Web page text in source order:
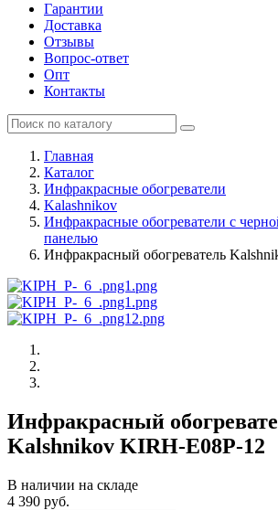
Гарантии
Доставка
Отзывы
Вопрос-ответ
Опт
Контакты
Главная
Каталог
Инфракрасные обогреватели
Kalashnikov
Инфракрасные обогреватели с
панелью
Инфракрасный обогреватель
Инфракрасный
Kalshnikov KIRH-E08P-12
В наличии на складе
4 390 руб.